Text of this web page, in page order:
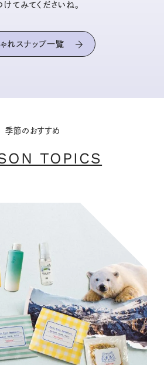
けてみてくださいね。
ゃれスナップ一覧
季節のおすすめ
TOPICS